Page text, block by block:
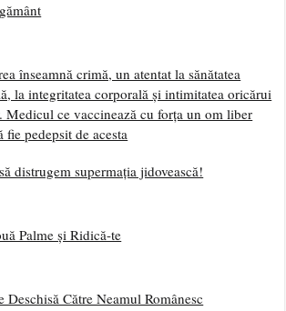
înseamnă crimă, un atentat la sănătatea
la integritatea corporală și intimitatea oricărui
Medicul ce vaccinează cu forța un om liber
fie pedepsit de acesta
distrugem supermația jidovească!
Palme și Ridică-te
Deschisă Către Neamul Românesc